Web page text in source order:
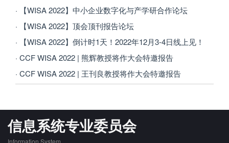
· 【WISA 2022】中小企业数字化与产学研合作论坛
· 【WISA 2022】顶会顶刊报告论坛
· 【WISA 2022】倒计时1天！2022年12月3-4日线上见！
· CCF WISA 2022 | 熊辉教授将作大会特邀报告
· CCF WISA 2022 | 王刊良教授将作大会特邀报告
信息系统专业委员会
Information System